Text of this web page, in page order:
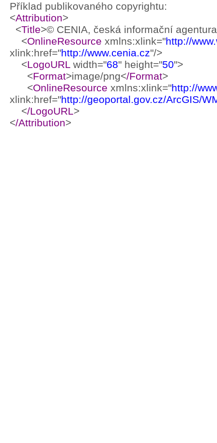
Příklad publikovaného copyrightu:
<Attribution>
<Title>© CENIA, česká informační
<OnlineResource xmlns:xlink="http://
xlink:href="http://www.cenia.cz"/>
<LogoURL width="68" height="50">
<Format>image/png</Format>
<OnlineResource xmlns:xlink="http://
xlink:href="http://geoportal.gov.cz/ArcGIS/
</LogoURL>
</Attribution>